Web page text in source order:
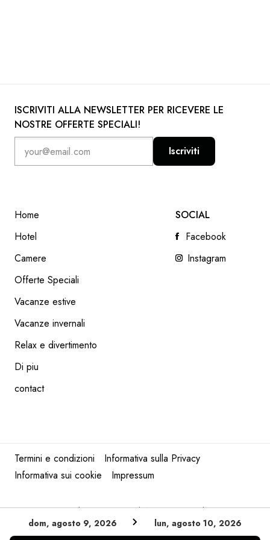
READ NEXTSTAZIONE
dom, agosto 9, 2026 lun, agosto 10, 2026
ISCRIVITI ALLA NEWSLETTER PER RICEVERE LE
NOSTRE OFFERTE SPECIALI!
Iscriviti
Home
Hotel
Camere
Offerte Speciali
Vacanze estive
Vacanze invernali
Relax e divertimento
Di piu
contact
SOCIAL
Facebook
Instagram
Termini e condizioni
Informativa sulla Privacy
Informativa sui cookie
Impressum
©2026 Tutti i diritti riservati ad Arena Hospitality Group